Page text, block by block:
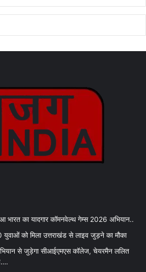
भारत का यादगार कॉमनवेल्थ गेम्स 2026 अभियान..
को मिला उत्तराखंड से लाइव जुड़ने का मौका
से जुड़ेगा सीआईएमएस कॉलेज, चेयरमैन ललित